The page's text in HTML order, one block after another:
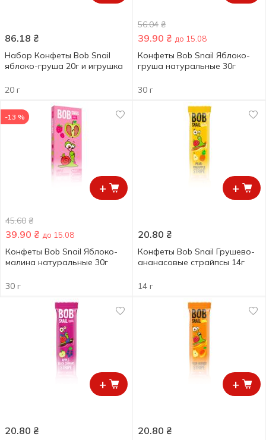
86.18 ₴
Набор Конфеты Bob Snail
яблоко-груша 20г и игрушка
20 г
56.04 ₴
39.90 ₴ до 15.08
Конфеты Bob Snail Яблоко-
груша натуральные 30г
30 г
+
-13 %
45.60 ₴
39.90 ₴ до 15.08
Конфеты Bob Snail Яблоко-
малина натуральные 30г
30 г
+
20.80 ₴
Конфеты Bob Snail Грушево-
ананасовые cтрайпсы 14г
14 г
+
20.80 ₴
+
20.80 ₴